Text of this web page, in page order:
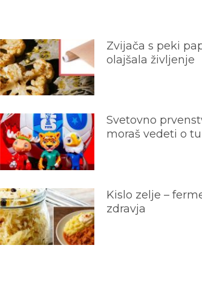
Zvijača s peki
olajšala življenje
Svetovno
moraš vedeti o
Kislo zelje –
zdravja